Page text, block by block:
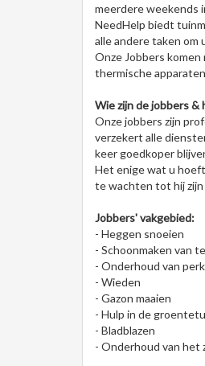
meerdere weekends
NeedHelp biedt
alle andere taken om
Onze Jobbers komen
thermische
Wie zijn de jobbers &
Onze jobbers zijn
verzekert alle
keer goedkoper
Het enige wat u
te wachten tot hij
Jobbers' vakgebied:
- Heggen snoeien
- Schoonmaken van
- Onderhoud van
- Wieden
- Gazon maaien
- Hulp in de
- Bladblazen
- Onderhoud van het